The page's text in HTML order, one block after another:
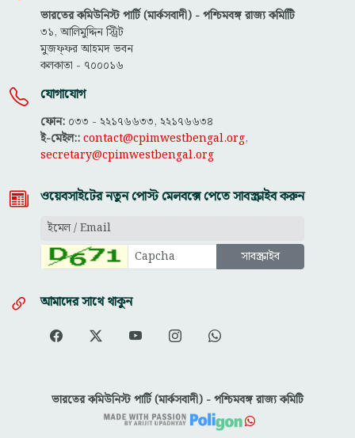
ভারতের কমিউনিস্ট পার্টি (মার্কসবাদী) - পশ্চিমবঙ্গ রাজ্য কমিটিি
৩১, আলিমুদ্দিন স্ট্রিট
মুজফ্ফ‌র আহমদ ভবন
কলকাতা - ৭০০০১৬
যোগাযোগ
ফোন: ০৩৩ - ২২১৭৬৬৩৩, ২২১৭৬৬৩৪
ই-মেইল::contact@cpimwestbengal.org,
secretary@cpimwestbengal.org
ওয়েবসাইটের নতুন পোস্ট মেলবক্সে পেতে সাবস্ক্রাইব করুন
আমাদের সাথে থাকুন
ভারতের কমিউনিস্ট পার্টি (মার্কসবাদী) - পশ্চিমবঙ্গ রাজ্য কমিটি